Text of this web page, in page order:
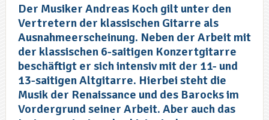
Der Musiker Andreas Koch gilt unter den
Vertretern der klassischen Gitarre als
Ausnahmeerscheinung. Neben der Arbeit mit
der klassischen 6-saitigen Konzertgitarre
beschäftigt er sich intensiv mit der 11- und
13-saitigen Altgitarre. Hierbei steht die
Musik der Renaissance und des Barocks im
Vordergrund seiner Arbeit. Aber auch das